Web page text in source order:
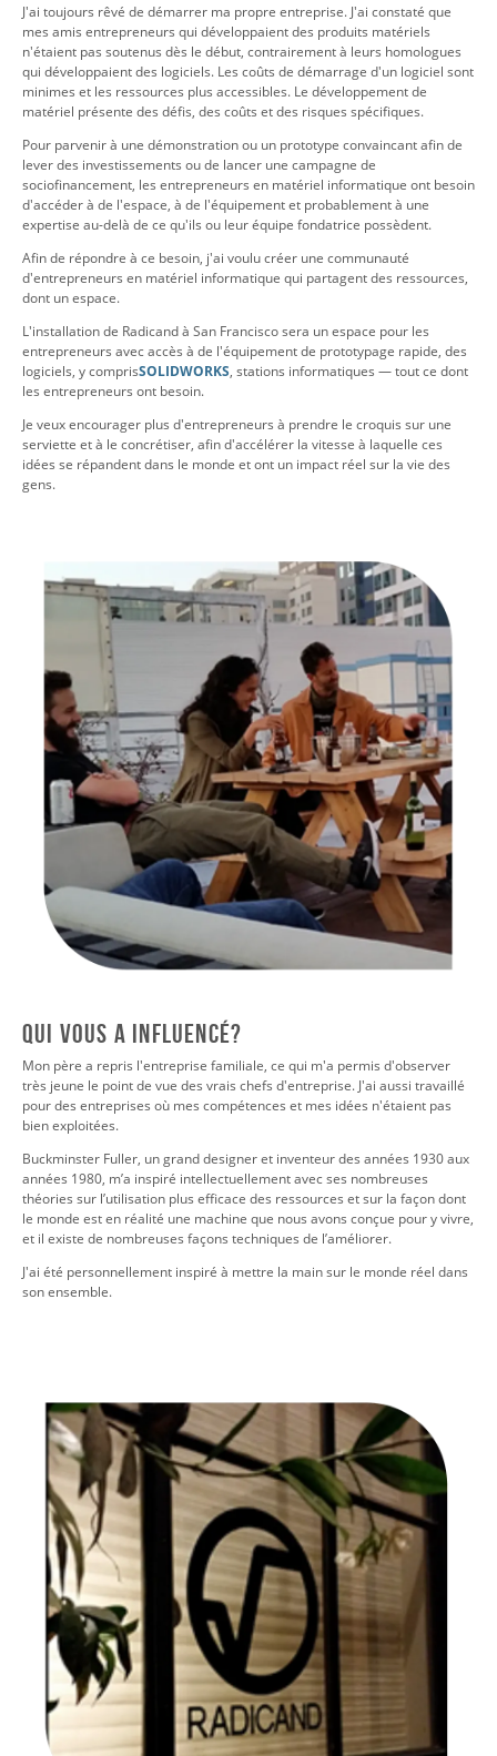
J'ai toujours rêvé de démarrer ma propre entreprise. J'ai constaté que
mes amis entrepreneurs qui développaient des produits matériels
n'étaient pas soutenus dès le début, contrairement à leurs homologues
qui développaient des logiciels. Les coûts de démarrage d'un logiciel sont
minimes et les ressources plus accessibles. Le développement de
matériel présente des défis, des coûts et des risques spécifiques.
Pour parvenir à une démonstration ou un prototype convaincant afin de
lever des investissements ou de lancer une campagne de
sociofinancement, les entrepreneurs en matériel informatique ont besoin
d'accéder à de l'espace, à de l'équipement et probablement à une
expertise au-delà de ce qu'ils ou leur équipe fondatrice possèdent.
Afin de répondre à ce besoin, j'ai voulu créer une communauté
d'entrepreneurs en matériel informatique qui partagent des ressources,
dont un espace.
L'installation de Radicand à San Francisco sera un espace pour les
entrepreneurs avec accès à de l'équipement de prototypage rapide, des
logiciels, y comprisSOLIDWORKS, stations informatiques — tout ce dont
les entrepreneurs ont besoin.
Je veux encourager plus d'entrepreneurs à prendre le croquis sur une
serviette et à le concrétiser, afin d'accélérer la vitesse à laquelle ces
idées se répandent dans le monde et ont un impact réel sur la vie des
gens.
QUI VOUS A INFLUENCÉ?
Mon père a repris l'entreprise familiale, ce qui m'a permis d'observer
très jeune le point de vue des vrais chefs d'entreprise. J'ai aussi travaillé
pour des entreprises où mes compétences et mes idées n'étaient pas
bien exploitées.
Buckminster Fuller, un grand designer et inventeur des années 1930 aux
années 1980, m’a inspiré intellectuellement avec ses nombreuses
théories sur l’utilisation plus efficace des ressources et sur la façon dont
le monde est en réalité une machine que nous avons conçue pour y vivre,
et il existe de nombreuses façons techniques de l’améliorer.
J'ai été personnellement inspiré à mettre la main sur le monde réel dans
son ensemble.